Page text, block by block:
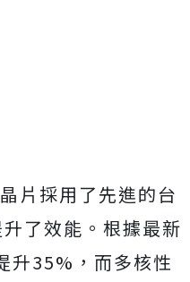
片採用了先進的台
了效能。根據最新
升35%，而多核性